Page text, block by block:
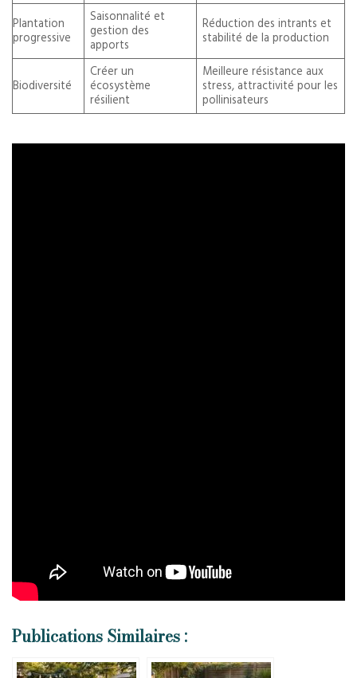
Plantation
progressive
Saisonnalité et
gestion des
apports
Réduction des intrants et
stabilité de la production
Biodiversité
Créer un
écosystème
résilient
Meilleure résistance aux
stress, attractivité pour les
pollinisateurs
Publications Similaires :